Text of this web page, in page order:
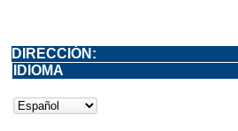
DIRECCIÓN:
IDIOMA